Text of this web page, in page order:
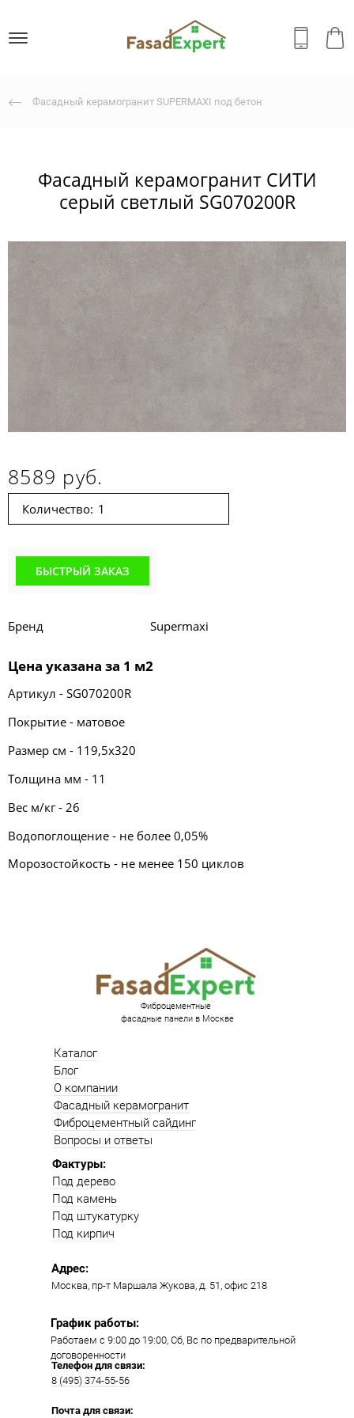
Фасадный керамогранит SUPERMAXI под бетон
Фасадный керамогранит СИТИ
серый светлый SG070200R
8589 руб.
Количество:
БЫСТРЫЙ ЗАКАЗ
Бренд Supermaxi
Цена указана за 1 м2
Артикул - SG070200R
Покрытие - матовое
Размер см - 119,5х320
Толщина мм - 11
Вес м/кг - 26
Водопоглощение - не более 0,05%
Морозостойкость - не менее 150 циклов
Фактуры:
Под дерево
Под камень
Под штукатурку
Под кирпич
Работаем с 9:00 до 19:00​, Сб, Вс по предварительной
договоренности
Москва, пр-т Маршала Жукова, д. 51, офис 218​​
Каталог
Блог
О компании
Фасадный керамогранит
Фиброцементный сайдинг
Вопросы и ответы
Адрес:
График работы:
Телефон для связи:
8 (495) 374-55-56​
Почта для связи:
Фиброцементные
фасадные панели в Москве